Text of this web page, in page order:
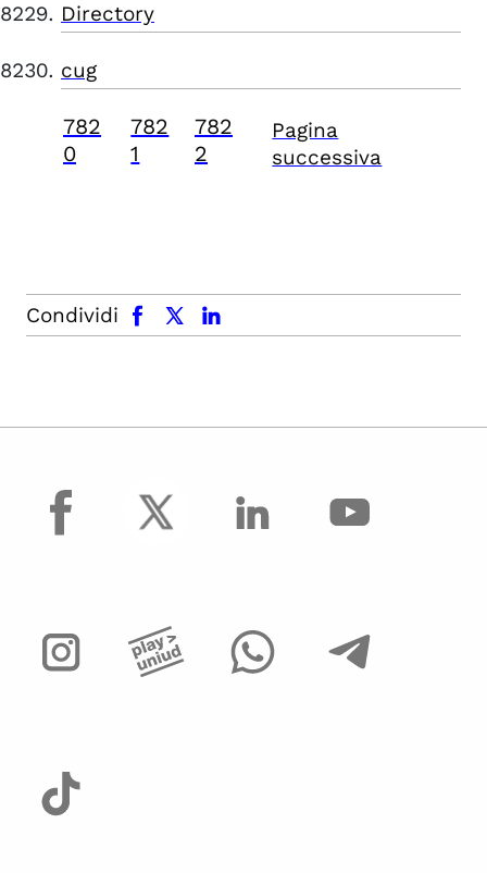
Directory
cug
782
0
782
1
782
2
Pagina
successiva
Condividi
facebook x.com linkedin
facebook